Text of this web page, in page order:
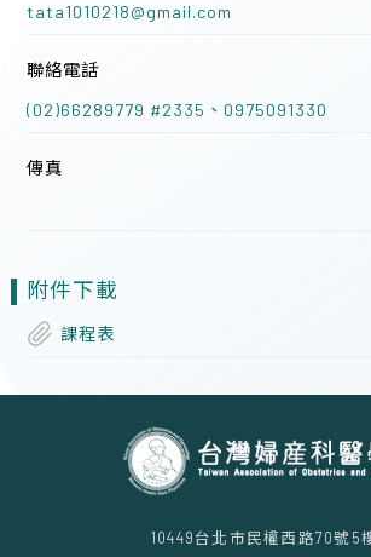
tata1010218@gmail.com
聯絡電話
(02)66289779 #2335、0975091330
傳真
附件下載
課程表
10449台北市民權西路70號5